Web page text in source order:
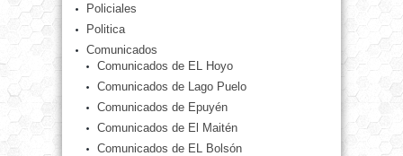
Policiales
Politica
Comunicados
Comunicados de EL Hoyo
Comunicados de Lago Puelo
Comunicados de Epuyén
Comunicados de El Maitén
Comunicados de EL Bolsón